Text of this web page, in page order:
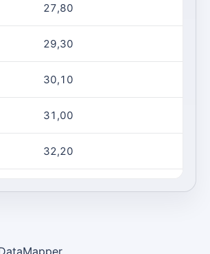
27,80
29,30
30,10
31,00
32,20